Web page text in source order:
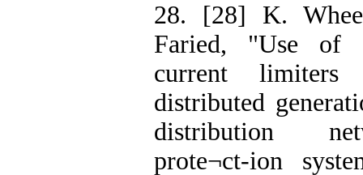
28. [28] K.
Faried, "Use of
current
distributed
distribution
prote¬ct-ion